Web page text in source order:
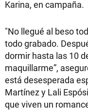
Karina, en campaña.
"No llegué al beso
todo grabado.
dormir hasta las 10
maquillarme”,
está desesperada
Martínez y Lali
que viven un